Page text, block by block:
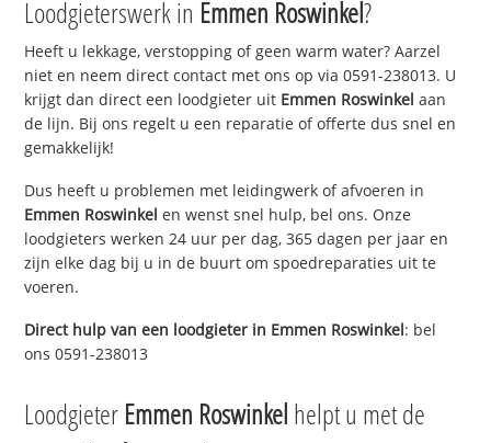
Loodgieterswerk in Emmen Roswinkel?
Heeft u lekkage, verstopping of geen warm water? Aarzel
niet en neem direct contact met ons op via 0591-238013. U
krijgt dan direct een loodgieter uit Emmen Roswinkel aan
de lijn. Bij ons regelt u een reparatie of offerte dus snel en
gemakkelijk!
Dus heeft u problemen met leidingwerk of afvoeren in
Emmen Roswinkel en wenst snel hulp, bel ons. Onze
loodgieters werken 24 uur per dag, 365 dagen per jaar en
zijn elke dag bij u in de buurt om spoedreparaties uit te
voeren.
Direct hulp van een loodgieter in Emmen Roswinkel: bel
ons 0591-238013
Loodgieter Emmen Roswinkel helpt u met de